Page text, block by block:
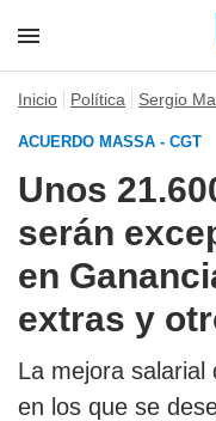
Inicio Política Sergio
ACUERDO MASSA - CGT
Unos
serán
en
extras y
La mejora salarial
en los que se